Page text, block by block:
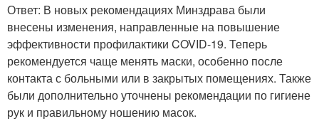
Ответ: В новых рекомендациях Минздрава были
внесены изменения, направленные на повышение
эффективности профилактики COVID-19. Теперь
рекомендуется чаще менять маски, особенно после
контакта с больными или в закрытых помещениях. Также
были дополнительно уточнены рекомендации по гигиене
рук и правильному ношению масок.